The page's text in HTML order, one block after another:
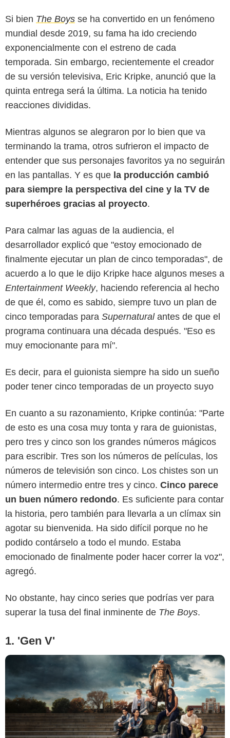
Si bien The Boys se ha convertido en un fenómeno
mundial desde 2019, su fama ha ido creciendo
exponencialmente con el estreno de cada
temporada. Sin embargo, recientemente el creador
de su versión televisiva, Eric Kripke, anunció que la
quinta entrega será la última. La noticia ha tenido
reacciones divididas.
Mientras algunos se alegraron por lo bien que va
terminando la trama, otros sufrieron el impacto de
entender que sus personajes favoritos ya no seguirán
en las pantallas. Y es que la producción cambió
para siempre la perspectiva del cine y la TV de
superhéroes gracias al proyecto.
Para calmar las aguas de la audiencia, el
desarrollador explicó que "estoy emocionado de
finalmente ejecutar un plan de cinco temporadas", de
acuerdo a lo que le dijo Kripke hace algunos meses a
Entertainment Weekly, haciendo referencia al hecho
de que él, como es sabido, siempre tuvo un plan de
cinco temporadas para Supernatural antes de que el
programa continuara una década después. "Eso es
muy emocionante para mí".
Es decir, para el guionista siempre ha sido un sueño
poder tener cinco temporadas de un proyecto suyo
En cuanto a su razonamiento, Kripke continúa: "Parte
de esto es una cosa muy tonta y rara de guionistas,
pero tres y cinco son los grandes números mágicos
para escribir. Tres son los números de películas, los
números de televisión son cinco. Los chistes son un
número intermedio entre tres y cinco. Cinco parece
un buen número redondo. Es suficiente para contar
la historia, pero también para llevarla a un clímax sin
agotar su bienvenida. Ha sido difícil porque no he
podido contárselo a todo el mundo. Estaba
emocionado de finalmente poder hacer correr la voz",
agregó.
No obstante, hay cinco series que podrías ver para
superar la tusa del final inminente de The Boys.
1. 'Gen V'